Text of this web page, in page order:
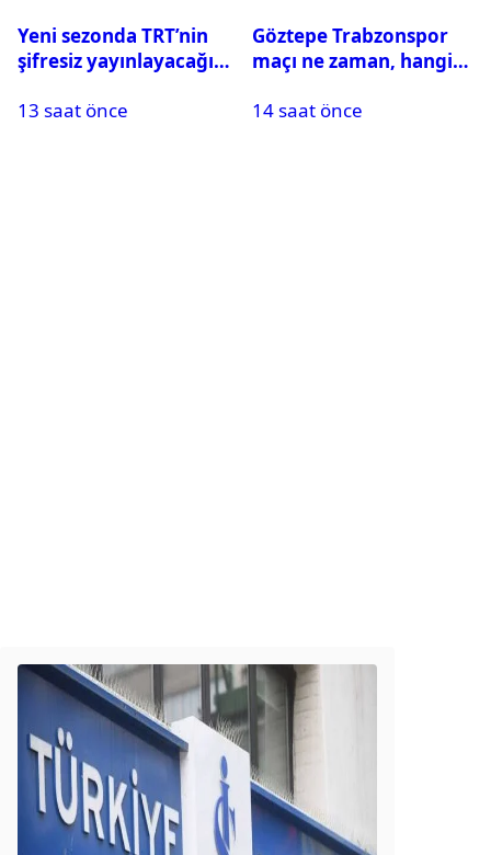
Yeni sezonda TRT’nin
şifresiz yayınlayacağı
13 saat önce
Göztepe Trabzonspor
maçı ne zaman, hangi
oynayacak mı?
14 saat önce